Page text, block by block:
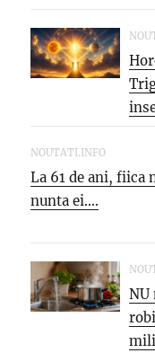
NOUTATI.INFO
La 61 de ani, fiica
nunta ei....
NU